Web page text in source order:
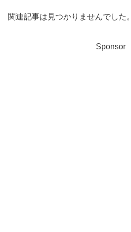
関連記事は見つかりませんでした。
Sponsor